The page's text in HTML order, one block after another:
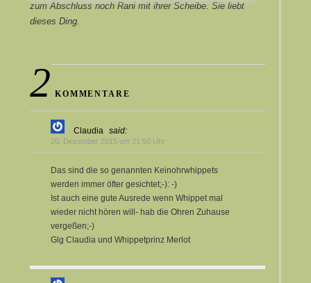
zum Abschluss noch Rani mit ihrer Scheibe. Sie liebt
dieses Ding.
2 KOMMENTARE
Claudia said:
20. Dezember 2015 um 21:50 Uhr
Das sind die so genannten Keinohrwhippets
werden immer öfter gesichtet;-): -)
Ist auch eine gute Ausrede wenn Whippet mal
wieder nicht hören will- hab die Ohren Zuhause
vergeßen;-)
Glg Claudia und Whippetprinz Merlot